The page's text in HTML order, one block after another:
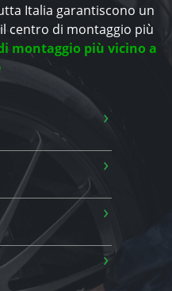
Italia garantiscono un
centro di montaggio più
montaggio più vicino a
›
›
›
›